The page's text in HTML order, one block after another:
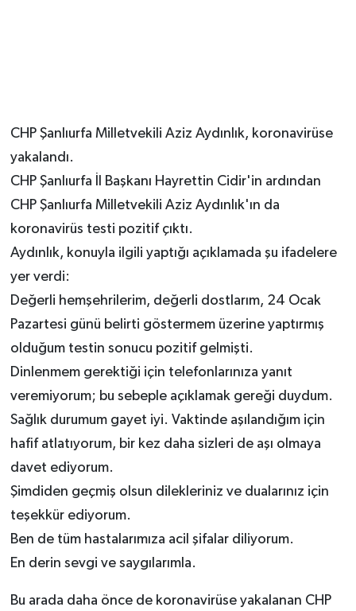
CHP Şanlıurfa Milletvekili Aziz Aydınlık, koronavirüse
yakalandı.
CHP Şanlıurfa İl Başkanı Hayrettin Cidir'in ardından
CHP Şanlıurfa Milletvekili Aziz Aydınlık'ın da
koronavirüs testi pozitif çıktı.
Aydınlık, konuyla ilgili yaptığı açıklamada şu ifadelere
yer verdi:
Değerli hemşehrilerim, değerli dostlarım, 24 Ocak
Pazartesi günü belirti göstermem üzerine yaptırmış
olduğum testin sonucu pozitif gelmişti.
Dinlenmem gerektiği için telefonlarınıza yanıt
veremiyorum; bu sebeple açıklamak gereği duydum.
Sağlık durumum gayet iyi. Vaktinde aşılandığım için
hafif atlatıyorum, bir kez daha sizleri de aşı olmaya
davet ediyorum.
Şimdiden geçmiş olsun dilekleriniz ve dualarınız için
teşekkür ediyorum.
Ben de tüm hastalarımıza acil şifalar diliyorum.
En derin sevgi ve saygılarımla.
Bu arada daha önce de koronavirüse yakalanan CHP